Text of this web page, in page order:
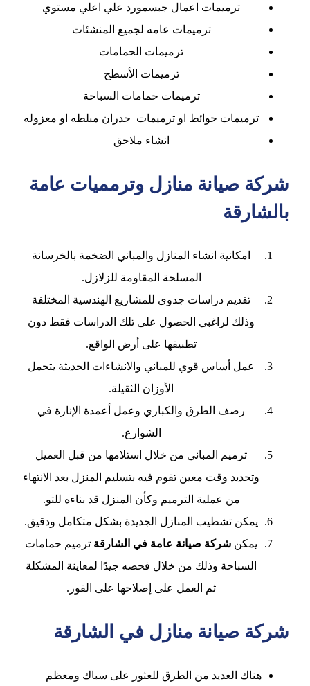
ترميمات اعمال جبسمورد علي اعلي مستوي
ترميمات عامه لجميع المنشئات
ترميمات الحمامات
ترميمات الأسطح
ترميمات حمامات السباحة
ترميمات حوائط او ترميمات جدران مبلطه او معزوله
انشاء ملاحق
شركة صيانة منازل وترمميات عامة
بالشارقة
امكانية انشاء المنازل والمباني الضخمة بالخرسانة
المسلحة المقاومة للزلازل.
تقديم دراسات جدوى للمشاريع الهندسية المختلفة
وذلك لراغبي الحصول على تلك الدراسات فقط دون
تطبيقها على أرض الواقع.
عمل أساس قوي للمباني والانشاءات الحديثة يتحمل
الأوزان الثقيلة.
رصف الطرق والكباري وعمل أعمدة الإنارة في
الشوارع.
ترميم المباني من خلال استلامها من قبل العميل
وتحديد وقت معين تقوم فيه بتسليم المنزل بعد الانتهاء
من عملية الترميم وكأن المنزل قد بناءه للتو.
يمكن تشطيب المنازل الجديدة بشكل متكامل ودقيق.
يمكن شركة صيانة عامة في الشارقة ترميم حمامات
السباحة وذلك من خلال فحصه جيدًا لمعاينة المشكلة
ثم العمل على إصلاحها على الفور.
شركة صيانة منازل في الشارقة
هناك العديد من الطرق للعثور على سباك ومعظم